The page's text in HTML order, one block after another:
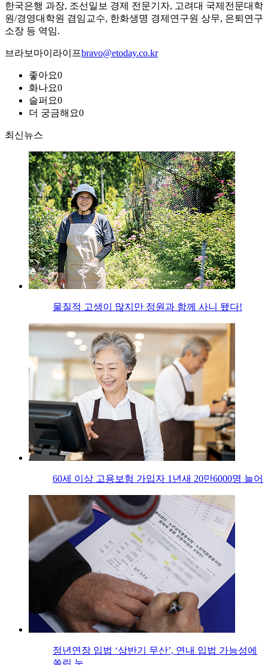
한국은행 과장, 조선일보 경제 전문기자, 고려대 국제전문대학
원/경영대학원 겸임교수, 한화생명 경제연구원 상무, 은퇴연구
소장 등 역임.
브라보마이라이프bravo@etoday.co.kr
좋아요0
화나요0
슬퍼요0
더 궁금해요0
최신뉴스
물질적 고생이 많지만 정원과 함께 사니 됐다!
60세 이상 고용보험 가입자 1년새 20만6000명 늘어
정년연장 입법 ‘상반기 무산’, 연내 입법 가능성에